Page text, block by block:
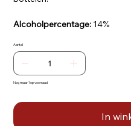
Alcoholpercentage: 14%
Aantal
Nog maar 1 op voorraad
In